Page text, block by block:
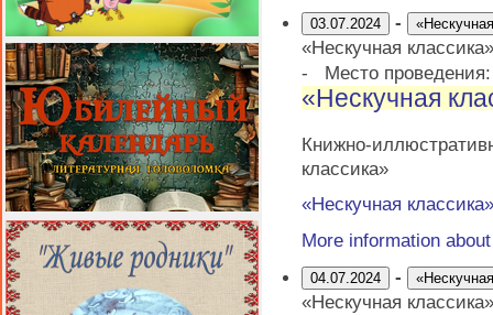
03.07.2024 -
«Нескучная классика»
-
Место
«Нескучная
Книжно-
классика»
«Нескучная классика»
More information
04.07.2024 -
«Нескучная классика»